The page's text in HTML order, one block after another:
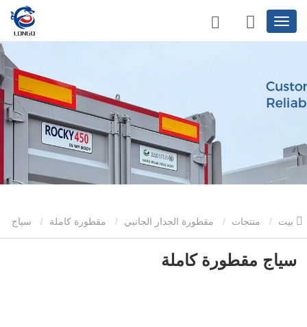
منتجات مقطورة الجدار الجانبي مقطورة كاملة سياج
مقطورة كاملة
سياج مقطورة كاملة